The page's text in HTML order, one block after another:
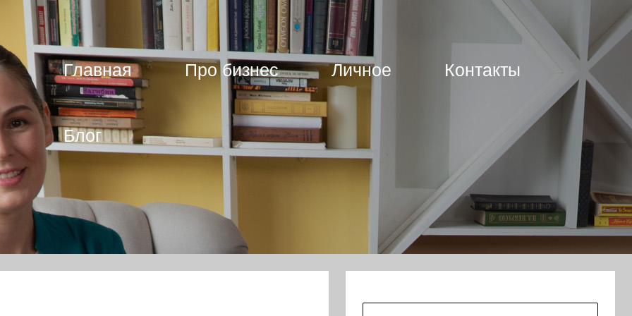
Главная Про бизнес Личное Контакты
Блог